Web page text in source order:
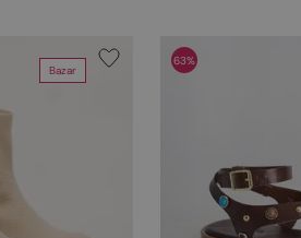
Bazar
63%